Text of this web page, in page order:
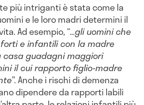
più intriganti è stata come la
e le loro madri determini il
Ad esempio, “…gli uomini che
e infantili con la madre
guadagni maggiori
il cui rapporto figlio-madre
. Anche i rischi di demenza
dipendere da rapporti labili